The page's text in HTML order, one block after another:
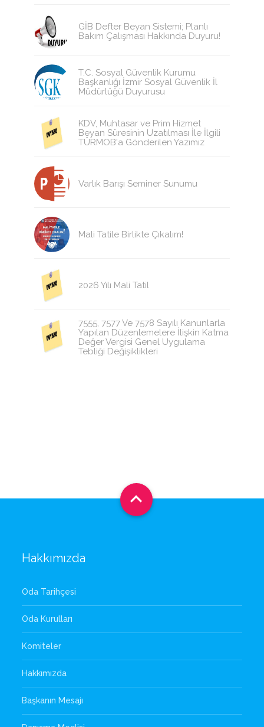
GİB Defter Beyan Sistemi; Planlı
Bakım Çalışması Hakkında Duyuru!
T.C. Sosyal Güvenlik Kurumu
Başkanlığı İzmir Sosyal Güvenlik İl
Müdürlüğü Duyurusu
KDV, Muhtasar ve Prim Hizmet
Beyan Süresinin Uzatılması İle İlgili
TÜRMOB'a Gönderilen Yazımız
Varlık Barışı Seminer Sunumu
Mali Tatile Birlikte Çıkalım!
2026 Yılı Mali Tatil
7555, 7577 Ve 7578 Sayılı Kanunlarla
Yapılan Düzenlemelere İlişkin Katma
Değer Vergisi Genel Uygulama
Tebliği Değişiklikleri

Hakkımızda
Oda Tarihçesi
Oda Kurulları
Komiteler
Hakkımızda
Başkanın Mesajı